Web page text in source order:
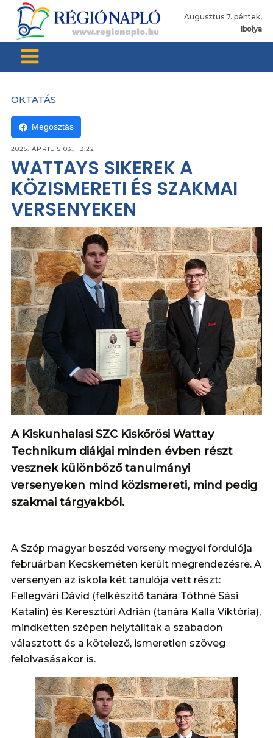
Augusztus 7. péntek,
Ibolya
OKTATÁS
Megosztás
2025. ÁPRILIS 03., 13:22
WATTAYS SIKEREK A
KÖZISMERETI ÉS SZAKMAI
VERSENYEKEN
A Kiskunhalasi SZC Kiskőrösi Wattay
Technikum diákjai minden évben részt
vesznek különböző tanulmányi
versenyeken mind közismereti, mind pedig
szakmai tárgyakból.
A Szép magyar beszéd verseny megyei fordulója
februárban Kecskeméten került megrendezésre. A
versenyen az iskola két tanulója vett részt:
Fellegvári Dávid (felkészítő tanára Tóthné Sási
Katalin) és Keresztúri Adrián (tanára Kalla Viktória),
mindketten szépen helytálltak a szabadon
választott és a kötelező, ismeretlen szöveg
felolvasásakor is.